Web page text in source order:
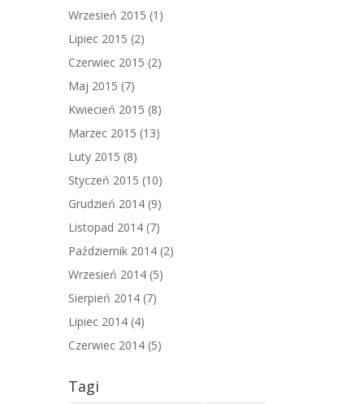
Wrzesień 2015 (1)
Lipiec 2015 (2)
Czerwiec 2015 (2)
Maj 2015 (7)
Kwiecień 2015 (8)
Marzec 2015 (13)
Luty 2015 (8)
Styczeń 2015 (10)
Grudzień 2014 (9)
Listopad 2014 (7)
Październik 2014 (2)
Wrzesień 2014 (5)
Sierpień 2014 (7)
Lipiec 2014 (4)
Czerwiec 2014 (5)
Tagi